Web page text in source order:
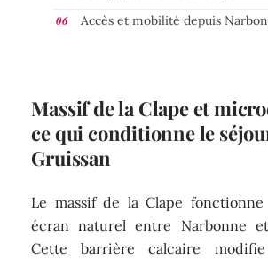
Accès et mobilité depuis
Massif de la Clape et
ce qui conditionne le
Gruissan
Le massif de la Clape
écran naturel entre Narbonne
Cette barrière calcaire